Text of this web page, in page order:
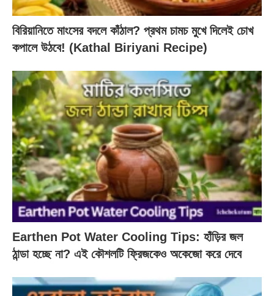
বিরিয়ানিতে মাংসের বদলে কাঁঠাল? প্রথম চামচ মুখে দিলেই চোখ
কপালে উঠবে! (Kathal Biriyani Recipe)
Earthen Pot Water Cooling Tips: হাঁড়ির জল
ঠান্ডা হচ্ছে না? এই কৌশলটি ফ্রিজকেও অকেজো করে দেবে